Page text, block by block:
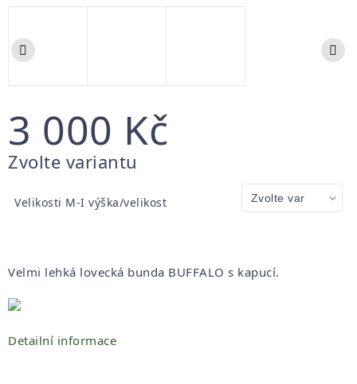
3 000 Kč
Měrná
Zvolte variantu
Velikosti M-I výška/velikost
Velmi lehká lovecká bunda BUFFALO s kapucí.
Detailní informace